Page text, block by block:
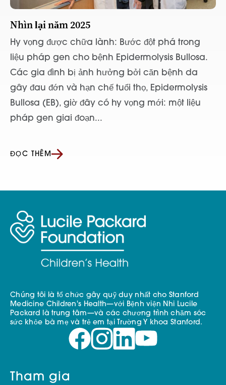
Nhìn lại năm 2025
Hy vọng được chữa lành: Bước đột phá trong
liệu pháp gen cho bệnh Epidermolysis Bullosa.
Các gia đình bị ảnh hưởng bởi căn bệnh da
gây đau đớn và hạn chế tuổi thọ, Epidermolysis
Bullosa (EB), giờ đây có hy vọng mới: một liệu
pháp gen giai đoạn...
ĐỌC THÊM
Chúng tôi là tổ chức gây quỹ duy nhất cho Stanford
Medicine Children's Health—với Bệnh viện Nhi Lucile
Packard là trung tâm—và các chương trình chăm sóc
sức khỏe bà mẹ và trẻ em tại Trường Y khoa Stanford.
Tham gia